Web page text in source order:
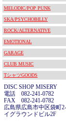
MELODIC/POP PUNK
SKA/PSYCHOBILLY
ROCK/ALTERNATIVE
EMOTIONAL
GARAGE
CLUB MUSIC
TシャツGOODS
DISC SHOP MISERY
電話 082-241-0782
FAX 082-241-0782
広島県広島市中区袋町
イグラウンドビル2F